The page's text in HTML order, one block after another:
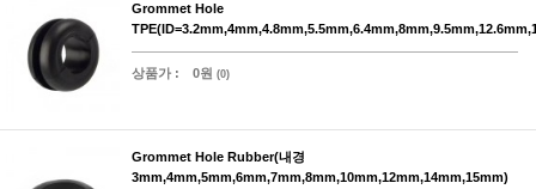
Grommet Hole
상품가 : 0원 (0)
Grommet Hole Rubber(내경
3mm,4mm,5mm,6mm,7mm,8mm,10mm,12mm,14mm,15mm)